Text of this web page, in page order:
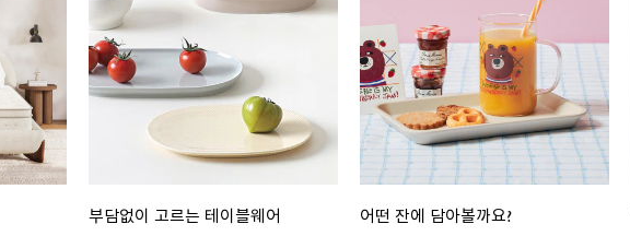
부담없이 고르는 테이블웨어 어떤 잔에 담아볼까요?